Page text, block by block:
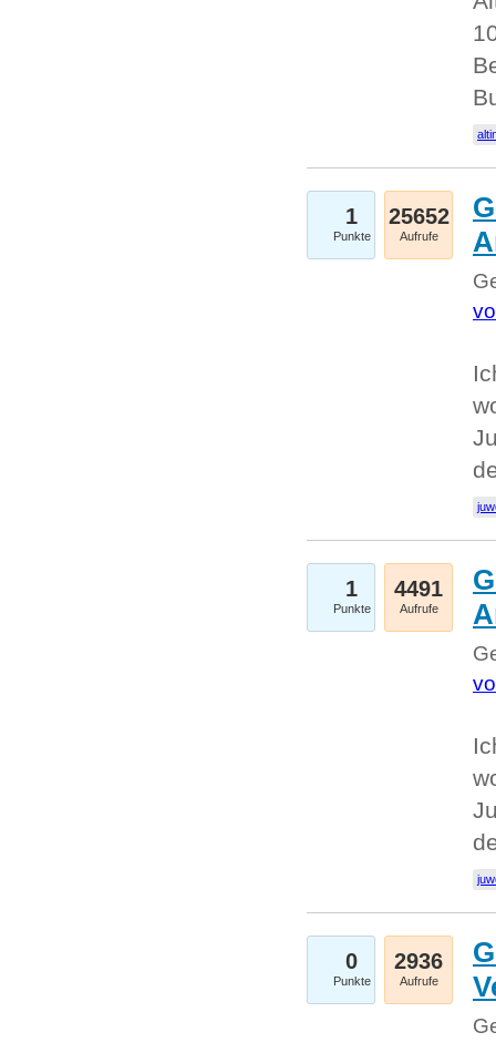
1
Punkte
25652
Aufrufe
1
Punkte
4491
Aufrufe
0
Punkte
2936
Aufrufe